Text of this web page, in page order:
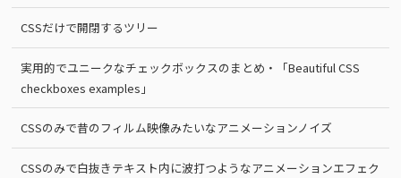
CSSだけで開閉するツリー
実用的でユニークなチェックボックスのまとめ・「Beautiful CSS
checkboxes examples」
CSSのみで昔のフィルム映像みたいなアニメーションノイズ
CSSのみで白抜きテキスト内に波打つようなアニメーションエフェク